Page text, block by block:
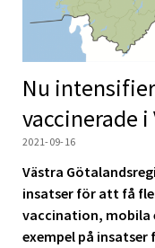
Nu
vaccinerade i
2021-09-16
Västra
insatser för att få
vaccination, mobila
exempel på